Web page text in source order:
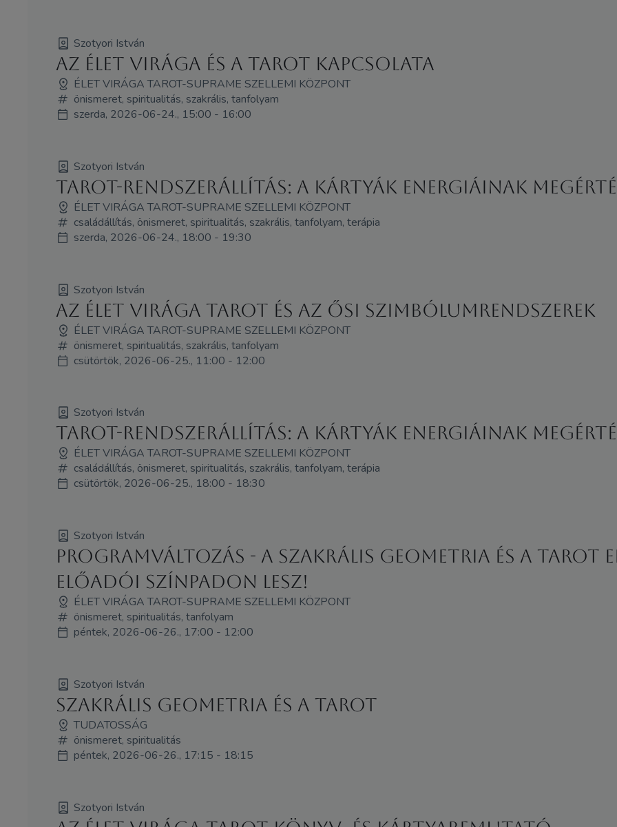
Szotyori István
Az Élet Virága és a tarot kapcsolata
ÉLET VIRÁGA TAROT-SUPRAME SZELLEMI KÖZPONT
önismeret, spiritualitás, szakrális, tanfolyam
szerda, 2026-06-24., 15:00 - 16:00
Szotyori István
Tarot-Rendszerállítás: A kártyák energiáinak
ÉLET VIRÁGA TAROT-SUPRAME SZELLEMI KÖZPONT
családállítás, önismeret, spiritualitás, szakrális, tanfolyam, terápia
szerda, 2026-06-24., 18:00 - 19:30
Szotyori István
Az Élet Virága Tarot és az ősi szimbólumrendszerek
ÉLET VIRÁGA TAROT-SUPRAME SZELLEMI KÖZPONT
önismeret, spiritualitás, szakrális, tanfolyam
csütörtök, 2026-06-25., 11:00 - 12:00
Szotyori István
Tarot-Rendszerállítás: A kártyák energiáinak
ÉLET VIRÁGA TAROT-SUPRAME SZELLEMI KÖZPONT
családállítás, önismeret, spiritualitás, szakrális, tanfolyam, terápia
csütörtök, 2026-06-25., 18:00 - 18:30
Szotyori István
Programváltozás - A szakrális geometria és a tarot
Előadói Színpadon lesz!
ÉLET VIRÁGA TAROT-SUPRAME SZELLEMI KÖZPONT
önismeret, spiritualitás, tanfolyam
péntek, 2026-06-26., 17:00 - 12:00
Szotyori István
Szakrális geometria és a tarot
TUDATOSSÁG
önismeret, spiritualitás
péntek, 2026-06-26., 17:15 - 18:15
Szotyori István